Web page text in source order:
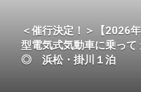
＜催行決定！＞【2026
型電気式気動車に乗っ
◎ 浜松・掛川１泊